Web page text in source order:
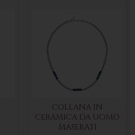
COLLANA IN
CERAMICA DA UOMO
MASERATI